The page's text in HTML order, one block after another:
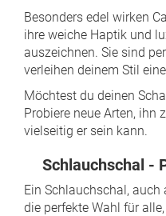
Besonders edel wirken
ihre weiche Haptik und
auszeichnen. Sie sind
verleihen deinem Stil
Möchtest du deinen
Probiere neue Arten, ihn
vielseitig er sein kann.
Schlauchschal -
Ein Schlauchschal,
die perfekte Wahl für